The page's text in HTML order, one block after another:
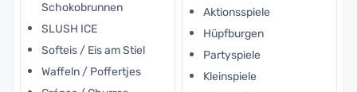
Schokobrunnen
SLUSH ICE
Softeis / Eis am Stiel
Waffeln / Poffertjes
Aktionsspiele
Hüpfburgen
Partyspiele
Kleinspiele